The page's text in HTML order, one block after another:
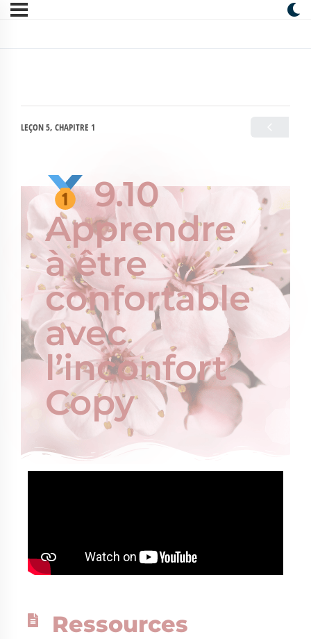
LEÇON 5, CHAPITRE 1
9.10
Apprendre
à être
confortable
avec
l’inconfort
Copy
Ressources